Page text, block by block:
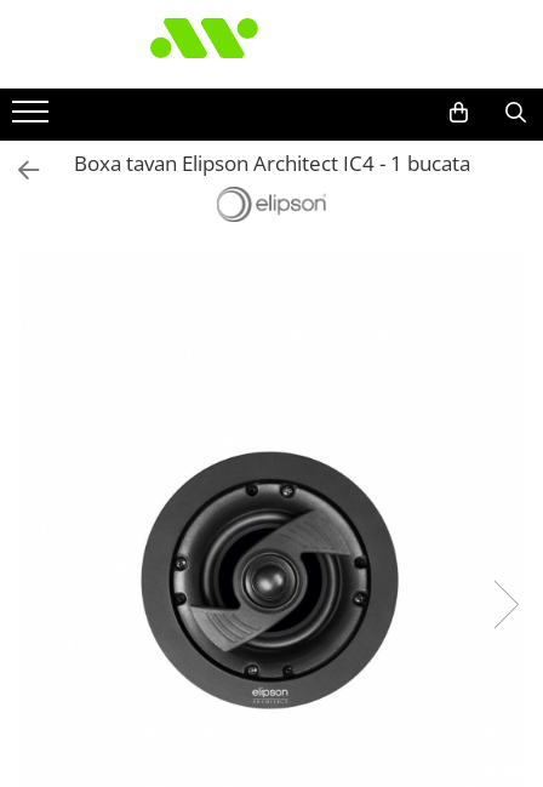
Boxa tavan Elipson Architect IC4 - 1 bucata